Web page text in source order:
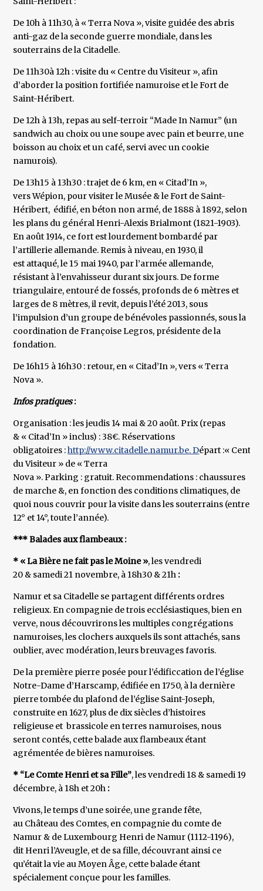
De 10h à 11h30, à « Terra Nova », visite guidée des abris
anti-gaz de la seconde guerre mondiale, dans les
souterrains de la Citadelle.
De 11h30à 12h : visite du « Centre du Visiteur », afin
d’aborder la position fortifiée namuroise et le Fort de
Saint-Héribert.
De 12h à 13h, repas au self-terroir “Made In Namur” (un
sandwich au choix ou une soupe avec pain et beurre, une
boisson au choix et un café, servi avec un cookie
namurois).
De 13h15 à 13h30 : trajet de 6 km, en « Citad’In »,
vers Wépion, pour visiter le Musée & le Fort de Saint-
Héribert, édifié, en béton non armé, de 1888 à 1892, selon
les plans du général Henri-Alexis Brialmont (1821-1903).
En août 1914, ce fort est lourdement bombardé par
l’artillerie allemande. Remis à niveau, en 1930, il
est attaqué, le 15 mai 1940, par l’armée allemande,
résistant à l’envahisseur durant six jours. De forme
triangulaire, entouré de fossés, profonds de 6 mètres et
larges de 8 mètres, il revit, depuis l’été 2013, sous
l’impulsion d’un groupe de bénévoles passionnés, sous la
coordination de Françoise Legros, présidente de la
fondation.
De 16h15 à 16h30 : retour, en « Citad’In », vers « Terra
Nova ».
Infos pratiques:
Organisation : les jeudis 14 mai & 20 août. Prix (repas
& « Citad’In » inclus) : 38€. Réservations
obligatoires :http://www.citadelle.namur.be. Départ :« Centre
du Visiteur » de « Terra
Nova ». Parking : gratuit. Recommendations : chaussures
de marche &, en fonction des conditions climatiques, de
quoi nous couvrir pour la visite dans les souterrains (entre
12° et 14°, toute l’année).
*** Balades aux flambeaux :
* « La Bière ne fait pas le Moine », les vendredi
20 & samedi 21 novembre, à 18h30 & 21h :
Namur et sa Citadelle se partagent différents ordres
religieux. En compagnie de trois ecclésiastiques, bien en
verve, nous découvrirons les multiples congrégations
namuroises, les clochers auxquels ils sont attachés, sans
oublier, avec modération, leurs breuvages favoris.
De la première pierre posée pour l’édificcation de l’église
Notre-Dame d’Harscamp, édifiée en 1750, à la dernière
pierre tombée du plafond de l’église Saint-Joseph,
construite en 1627, plus de dix siècles d’histoires
religieuse et brassicole en terres namuroises, nous
seront contés, cette balade aux flambeaux étant
agrémentée de bières namuroises.
* “Le Comte Henri et sa Fille”, les vendredi 18 & samedi 19
décembre, à 18h et 20h :
Vivons, le temps d’une soirée, une grande fête,
au Château des Comtes, en compagnie du comte de
Namur & de Luxembourg Henri de Namur (1112-1196),
dit Henri l’Aveugle, et de sa fille, découvrant ainsi ce
qu’était la vie au Moyen Âge, cette balade étant
spécialement conçue pour les familles.